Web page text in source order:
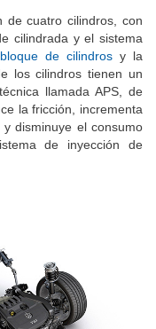
de cuatro cilindros, con
cilindrada y el sistema
bloque de cilindrosy la
los cilindros tienen un
llamada APS, de
la fricción, incrementa
disminuye el consumo
de inyección de